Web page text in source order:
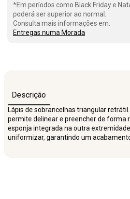
*Em períodos como Black Friday e
poderá ser superior ao normal.
Consulta mais informações em:
Entregas numa Morada
Descrição
Lápis de sobrancelhas triangular
permite delinear e preencher de forma
esponja integrada na outra
uniformizar, garantindo um